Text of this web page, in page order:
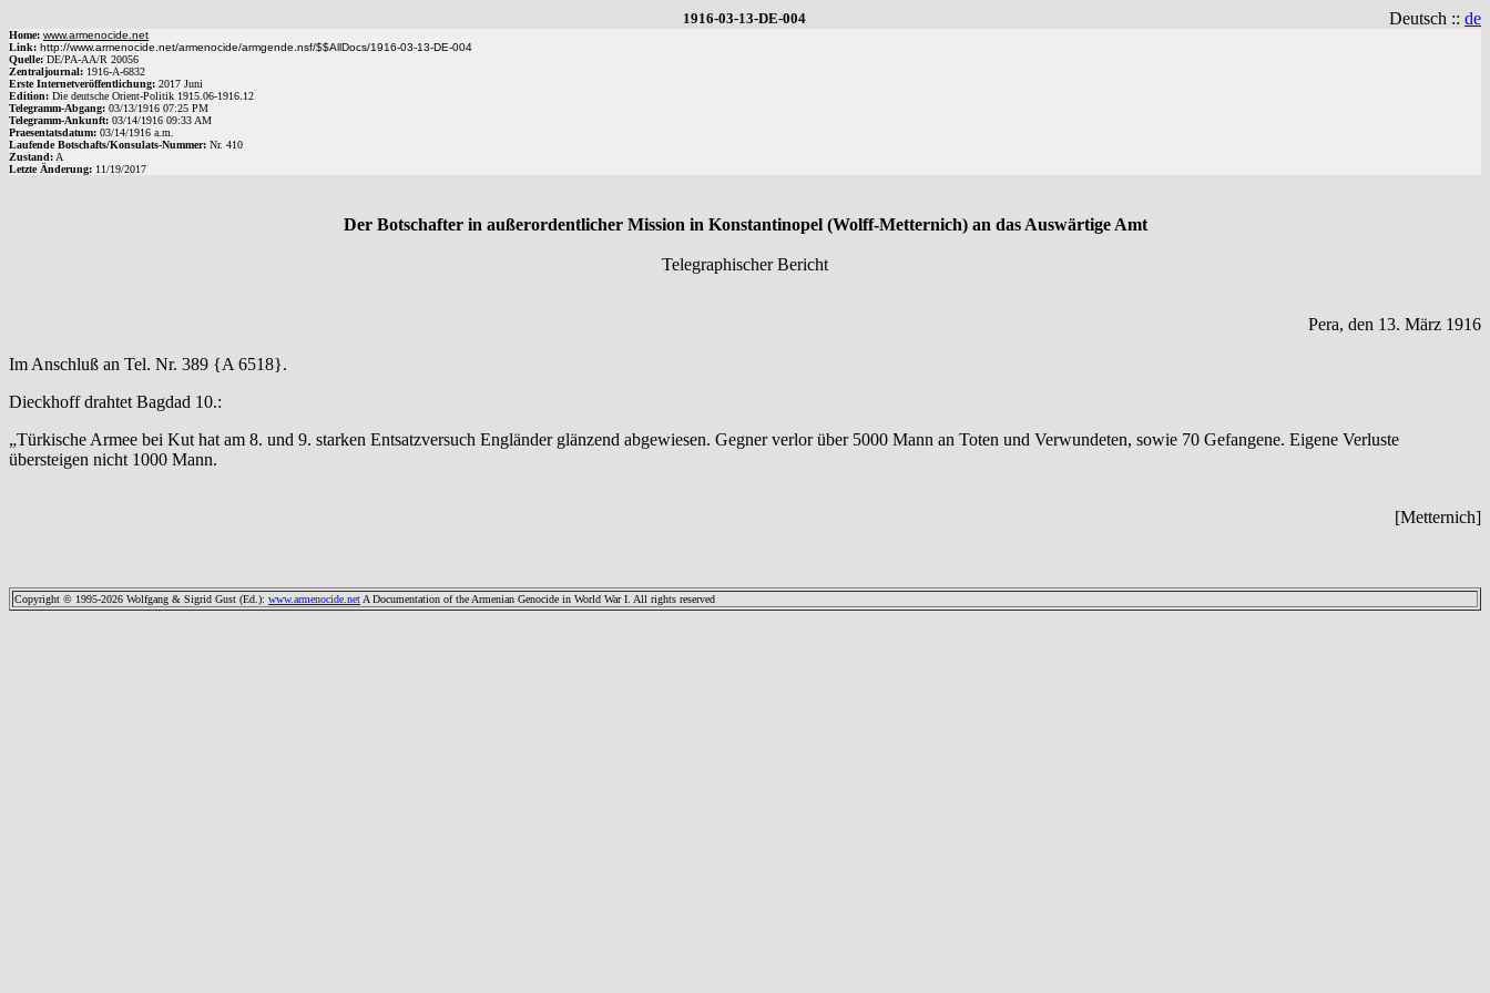
1916-03-13-DE-004 Deutsch :: de
Home: www.armenocide.net
Link: http://www.armenocide.net/armenocide/armgende.nsf/$$AllDocs/1916-03-13-DE-004
Quelle: DE/PA-AA/R 20056
Zentraljournal: 1916-A-6832
Erste Internetveröffentlichung: 2017 Juni
Edition: Die deutsche Orient-Politik 1915.06-1916.12
Telegramm-Abgang: 03/13/1916 07:25 PM
Telegramm-Ankunft: 03/14/1916 09:33 AM
Praesentatsdatum: 03/14/1916 a.m.
Laufende Botschafts/Konsulats-Nummer: Nr. 410
Zustand: A
Letzte Änderung: 11/19/2017
Der Botschafter in außerordentlicher Mission in Konstantinopel (Wolff-Metternich) an das Auswärtige Amt
Telegraphischer Bericht
Pera, den 13. März 1916
Im Anschluß an Tel. Nr. 389 {A 6518}.
Dieckhoff drahtet Bagdad 10.:
„Türkische Armee bei Kut hat am 8. und 9. starken Entsatzversuch Engländer glänzend abgewiesen. Gegner verlor über 5000 Mann an Toten und Verwundeten, sowie 70 Gefangene. Eigene Verluste
übersteigen nicht 1000 Mann.
[Metternich]
Copyright © 1995-2026 Wolfgang & Sigrid Gust (Ed.): www.armenocide.net A Documentation of the Armenian Genocide in World War I. All rights reserved